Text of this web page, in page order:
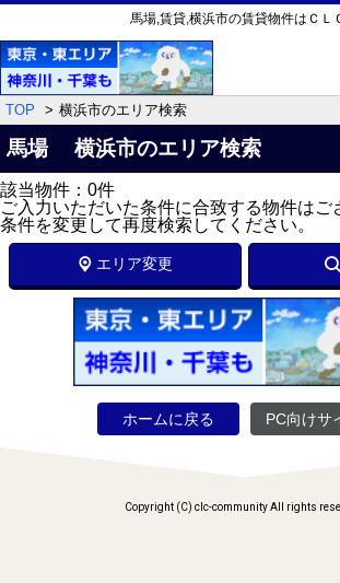
馬場,賃貸,横浜市の賃貸物件はＣＬ
TOP 横浜市のエリア検索
馬場 横浜市のエリア検索
該当物件：0件
ご入力いただいた条件に合致する物件はご
条件を変更して再度検索してください。
エリア変更
ホームに戻る PC向けサ
Copyright (C) clc-community All rights